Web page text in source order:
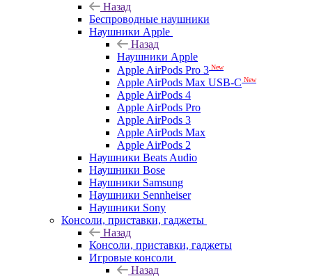
Назад
Беспроводные наушники
Наушники Apple
Назад
Наушники Apple
Apple AirPods Pro 3 New
Apple AirPods Max USB-C New
Apple AirPods 4
Apple AirPods Pro
Apple AirPods 3
Apple AirPods Max
Apple AirPods 2
Наушники Beats Audio
Наушники Bose
Наушники Samsung
Наушники Sennheiser
Наушники Sony
Консоли, приставки, гаджеты
Назад
Консоли, приставки, гаджеты
Игровые консоли
Назад